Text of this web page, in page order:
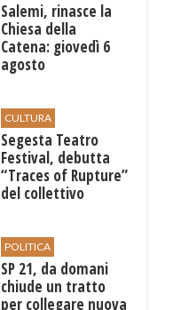
Salemi, rinasce la
Chiesa della
Catena: giovedì 6
agosto
CULTURA
Segesta Teatro
Festival, debutta
“Traces of Rupture”
del collettivo
POLITICA
SP 21, da domani
chiude un tratto
per collegare nuova